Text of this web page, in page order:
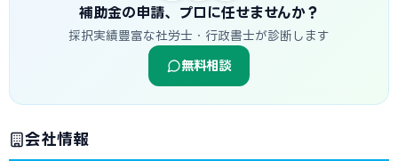
補助金の申請、プロに任せませんか？
採択実績豊富な社労士・行政書士が診断します
無料相談
会社情報